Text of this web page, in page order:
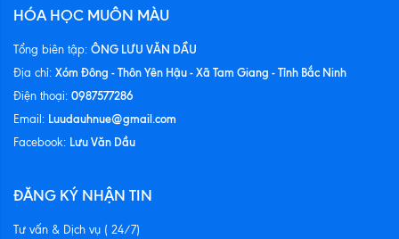
HÓA HỌC MUÔN MÀU
Tổng biên tập: ÔNG LƯU VĂN DẦU
Địa chỉ: Xóm Đông - Thôn Yên Hậu - Xã Tam Giang - Tỉnh Bắc Ninh
Điện thoại: 0987577286
Email: Luudauhnue@gmail.com
Facebook: Lưu Văn Dầu
ĐĂNG KÝ NHẬN TIN
Tư vấn & Dịch vụ ( 24/7)